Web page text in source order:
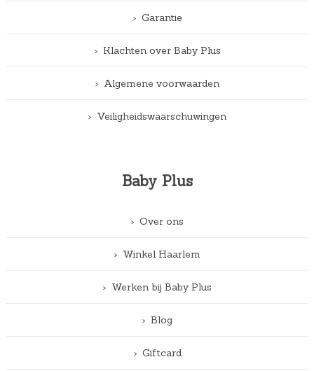
Garantie
Klachten over Baby Plus
Algemene voorwaarden
Veiligheidswaarschuwingen
Baby Plus
Over ons
Winkel Haarlem
Werken bij Baby Plus
Blog
Giftcard